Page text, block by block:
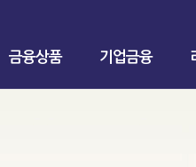
금융상품 기업금융